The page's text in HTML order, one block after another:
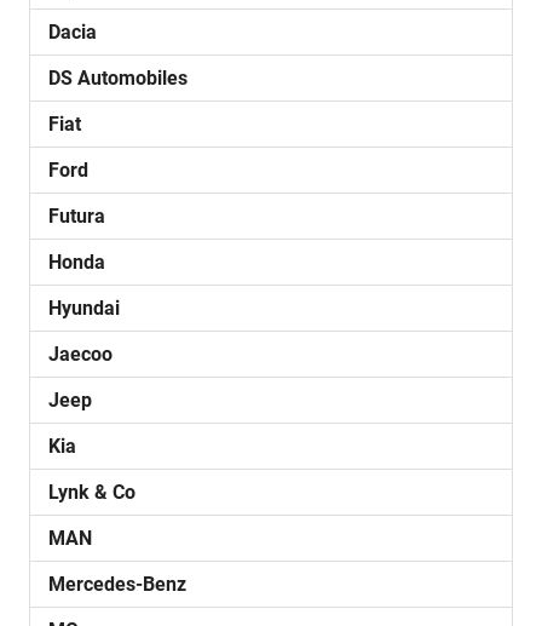
Dacia
DS Automobiles
Fiat
Ford
Futura
Honda
Hyundai
Jaecoo
Jeep
Kia
Lynk & Co
MAN
Mercedes-Benz